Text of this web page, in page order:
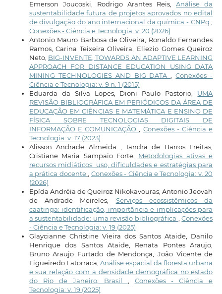
Emerson Joucoski, Rodrigo Arantes Reis,Análise da
sustentabilidade futura de projetos aprovados no edital
de divulgação do ano internacional da química - CNPq
Conexões - Ciência e Tecnologia: v. 20 (2026)
Antonio Mauro Barbosa de Oliveira, Ronaldo Fernandes
Ramos, Carina Teixeira Oliveira, Eliezio Gomes Queiroz
Neto, BIG-INVENTE, TOWARDS AN ADAPTIVE LEARNING
APPROACH FOR DISTANCE EDUCATION USING DATA
MINING TECHNOLOGIES AND BIG DATA
,Conexões -
Ciência e Tecnologia: v. 9 n. 1 (2015)
Eduarda da Silva Lopes, Dioni Paulo Pastorio, UMA
REVISÃO BIBLIOGRÁFICA EM PERIÓDICOS DA ÁREA DE
EDUCAÇÃO EM CIÊNCIAS E MATEMÁTICA E ENSINO DE
FÍSICA SOBRE TECNOLOGIAS DIGITAIS DE
INFORMAÇÃO E COMUNICAÇÃO
Conexões - Ciência e
Tecnologia: v. 17 (2023)
Alisson Andrade Almeida , Iandra de Barros Freitas,
Cristiane Maria Sampaio Forte, Metodologias ativas e
recursos midiáticos: uso, dificuldades e estratégias para
a prática docente
Conexões - Ciência e Tecnologia: v. 20
(2026)
Epída Andréia de Queiroz Nikokavouras, Antonio Jeovah
de Andrade Meireles, Serviços ecossistêmicos da
caatinga: identificação, importância e implicações para
a sustentabilidade: uma revisão bibliográfica
,Conexões
- Ciência e Tecnologia: v. 19 (2025)
Glaycianne Christine Vieira dos Santos Ataide, Danilo
Henrique dos Santos Ataide, Renata Pontes Araujo,
Bruno Araujo Furtado de Mendonça, João Vicente de
Figueiredo Latorraca, Análise espacial da floresta urbana
e sua relação com a densidade demográfica no estado
do Rio de Janeiro, Brasil
Conexões - Ciência e
Tecnologia: v. 19 (2025)